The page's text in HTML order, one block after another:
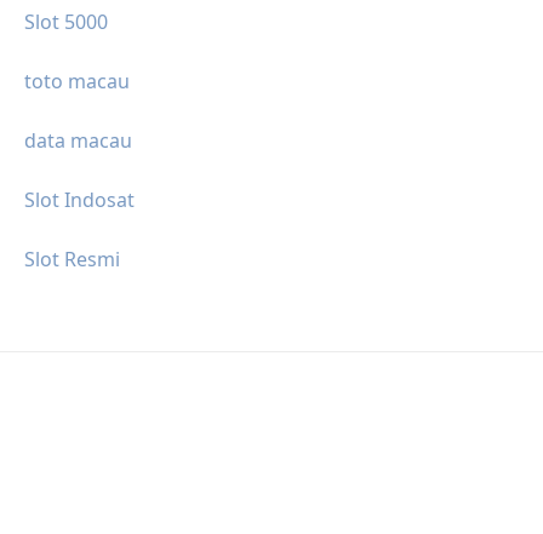
Slot 5000
toto macau
data macau
Slot Indosat
Slot Resmi